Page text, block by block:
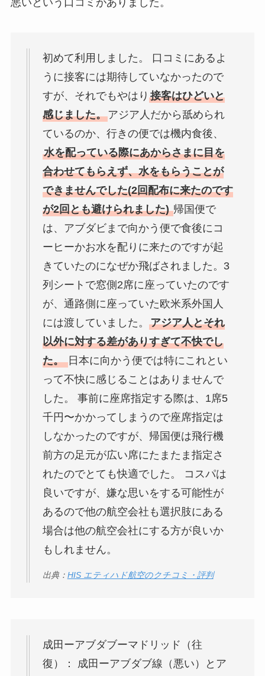
初めて利用しました。 口コミにあるよ
うに接客には期待していなかったので
すが、それでもやはり 接客はひどいと
感じました。アジア人だから舐められ
ているのか、行きの便では機内食後、
水を配っている際にあからさまに目を
合わせてもらえず、水をもらうことが
できませんでした(2回配布に来たのです
が2回とも避けられました)帰国便で
は、アブダビまで向かう便で食後にコ
ーヒーかお水を配りに来たのですが起
きていたのになぜか飛ばされました。3
列シートで窓側2席に座っていたのです
が、通路側に座っていた欧米系外国人
には渡していました。 アジア人とそれ
以外に対する差がありすぎて不快でし
た。日本に向かう便では特にこれとい
って不快に感じることはありませんで
した。 事前に座席指定する際は、1席5
千円〜かかってしまうので座席指定は
しなかったのですが、帰国便は飛行機
前方の足元が広い席にたまたま指定さ
れたのでとても快適でした。 コスパは
良いですが、嫌な思いをする可能性が
あるので他の航空会社も選択肢にある
場合は他の航空会社にする方が良いか
もしれません。
出典： HIS エティハド航空のクチコミ・評判
成田ーアブダブーマドリッド（往
復）： 成田ーアブダブ線（悪い）とア